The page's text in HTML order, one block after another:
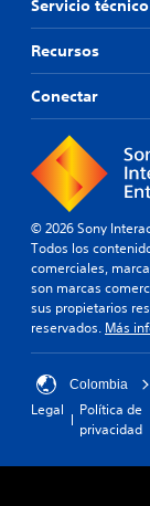
Servicio técnico
Recursos
Conectar
© 2026 Sony
Todos los
comerciales,
son marcas
sus propietarios
reservados. Más
Colombia
Legal
Política de
privacidad